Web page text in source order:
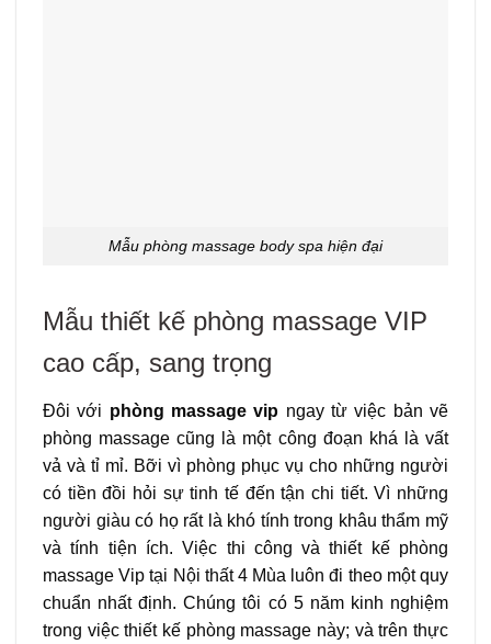
Mẫu phòng massage body spa hiện đại
Mẫu thiết kế phòng massage VIP
cao cấp, sang trọng
Đôi với phòng massage vip ngay từ việc bản vẽ
phòng massage cũng là một công đoạn khá là vất
vả và tỉ mỉ. Bỡi vì phòng phục vụ cho những người
có tiền đồi hỏi sự tinh tế đến tận chi tiết. Vì những
người giàu có họ rất là khó tính trong khâu thẩm mỹ
và tính tiện ích. Việc thi công và thiết kế phòng
massage Vip tại Nội thất 4 Mùa luôn đi theo một quy
chuẩn nhất định. Chúng tôi có 5 năm kinh nghiệm
trong việc thiết kế phòng massage này; và trên thực